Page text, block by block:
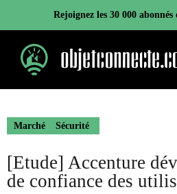
contenu
Rejoignez les 30 000
Marché Sécurité
[Etude] Accenture
de confiance des